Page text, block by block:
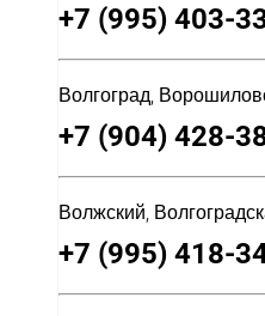
+7 (995) 403-
Волгоград,
+7 (904) 428-
Волжский,
+7 (995) 418-